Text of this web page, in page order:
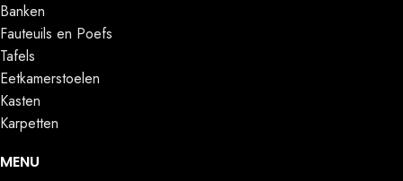
Banken
Fauteuils en Poefs
Tafels
Eetkamerstoelen
Kasten
Karpetten
MENU